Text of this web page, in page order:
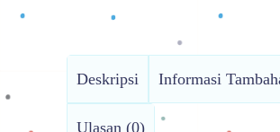
Deskripsi Informasi
Ulasan (0)